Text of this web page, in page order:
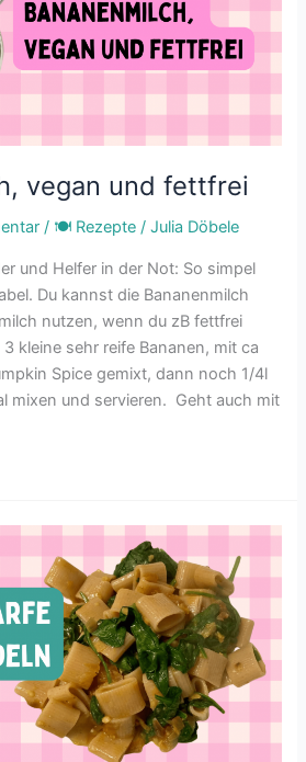
vegan und fettfrei
/ 🍽 Rezepte /Julia Döbele
und Helfer in der Not: So simpel
Du kannst die Bananenmilch
nutzen, wenn du zB fettfrei
kleine sehr reife Bananen, mit ca
Spice gemixt, dann noch 1/4l
mixen und servieren. Geht auch mit